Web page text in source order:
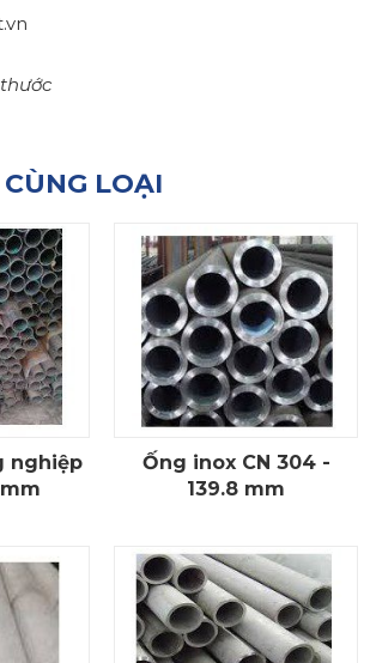
LOẠI
nghiệp
CHI TIẾT
Ống inox CN 304 -
139.8 mm